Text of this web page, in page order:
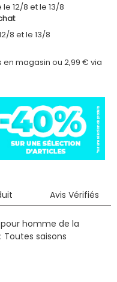
le 12/8 et le 13/8
8 et le 13/8
en magasin ou 2,99 € via
Avis Vérifiés
homme de la
Toutes saisons